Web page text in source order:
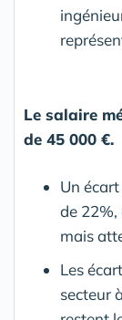
Le salaire
de 45 000 €.
Un
de 22%,
mais
Les
secteur